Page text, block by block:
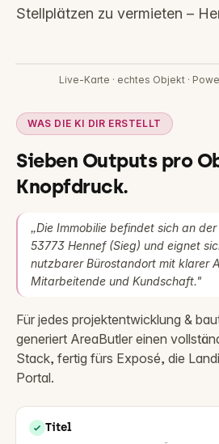
Stellplätzen zu vermieten –
Interaktive
Live-Karte · echtes Objekt ·
WAS DIE KI DIR ERSTELLT
Sieben Outputs pro
Knopfdruck.
„Die Immobilie befindet sich an
53773 Hennef (Sieg) und eignet
nutzbarer Bürostandort mit klarer
Mitarbeitende und Kundschaft."
Für jedes projektentwicklung &
generiert AreaButler einen
Stack, fertig fürs Exposé, die
Portal.
Titel